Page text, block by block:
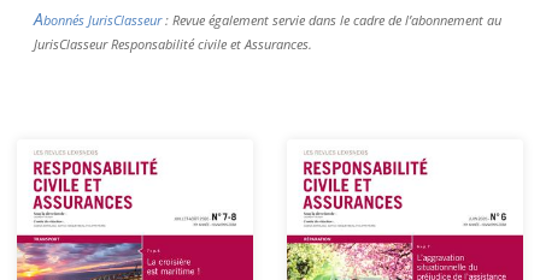
Abonnés JurisClasseur: Revue également servie dans le cadre de l’abonnement au
JurisClasseur Responsabilité civile et Assurances.